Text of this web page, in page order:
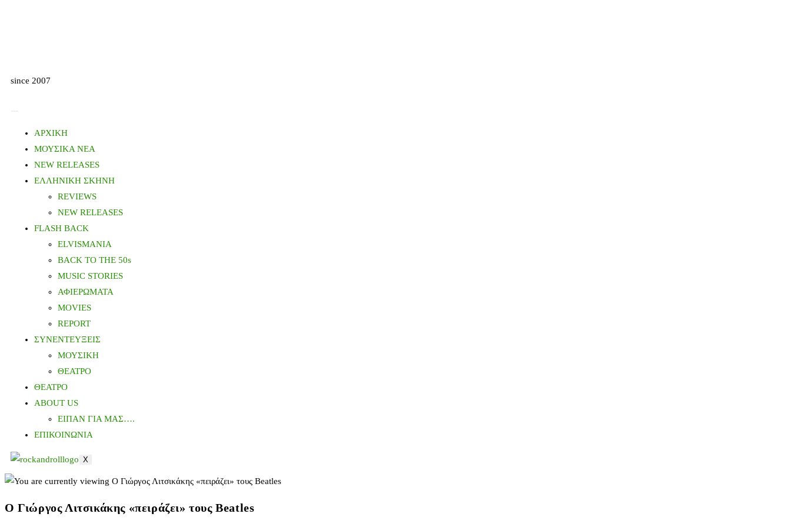
since 2007
ΑΡΧΙΚΗ
ΜΟΥΣΙΚΑ ΝΕΑ
NEW RELEASES
ΕΛΛΗΝΙΚΗ ΣΚΗΝΗ
REVIEWS
NEW RELEASES
FLASH BACK
ELVISMANIA
BACK TO THE 50s
MUSIC STORIES
ΑΦΙΕΡΩΜΑΤΑ
MOVIES
REPORT
ΣΥΝΕΝΤΕΥΞΕΙΣ
ΜΟΥΣΙΚΗ
ΘΕΑΤΡΟ
ΘΕΑΤΡΟ
ABOUT US
ΕΙΠΑΝ ΓΙΑ ΜΑΣ….
ΕΠΙΚΟΙΝΩΝΙΑ
X
Ο Γιώργος Λιτσικάκης «πειράζει» τους Beatles